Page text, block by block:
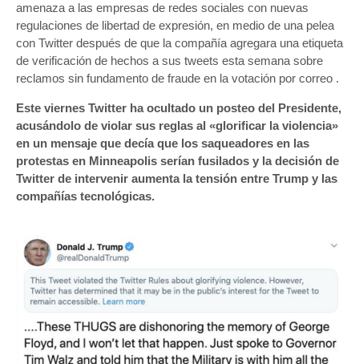
amenaza a las empresas de redes sociales con nuevas
regulaciones de libertad de expresión, en medio de una pelea
con Twitter después de que la compañía agregara una etiqueta
de verificación de hechos a sus tweets esta semana sobre
reclamos sin fundamento de fraude en la votación por correo .
Este viernes Twitter ha ocultado un posteo del Presidente,
acusándolo de violar sus reglas al «glorificar la violencia»
en un mensaje que decía que los saqueadores en las
protestas en Minneapolis serían fusilados y la decisión de
Twitter de intervenir aumenta la tensión entre Trump y las
compañías tecnológicas.